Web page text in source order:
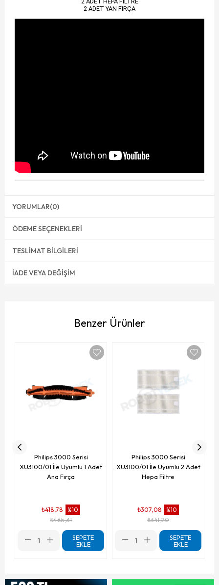
2 ADET YAN FIRÇA
YORUMLAR(0)
ÖDEME SEÇENEKLERI
TESLIMAT BILGILERI
İADE VEYA DEĞIŞIM
Benzer Ürünler
Philips 3000 Serisi
XU3100/01 İle Uyumlu 1 Adet
Ana Fırça
%10
₺418,78
₺465,31
SEPETE
EKLE
Philips 3000 Serisi
XU3100/01 İle Uyumlu 2 Adet
Hepa Filtre
%10
₺307,08
₺341,20
SEPETE
EKLE